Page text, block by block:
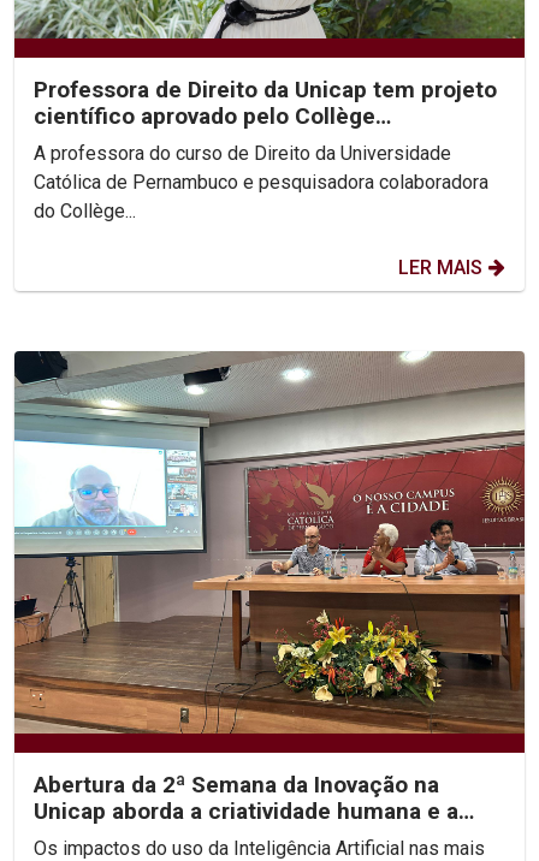
Professora de Direito da Unicap tem projeto
científico aprovado pelo Collège
International de...
A professora do curso de Direito da Universidade
Católica de Pernambuco e pesquisadora colaboradora
do Collège...
LER MAIS
Abertura da 2ª Semana da Inovação na
Unicap aborda a criatividade humana e a
inteligência...
Os impactos do uso da Inteligência Artificial nas mais